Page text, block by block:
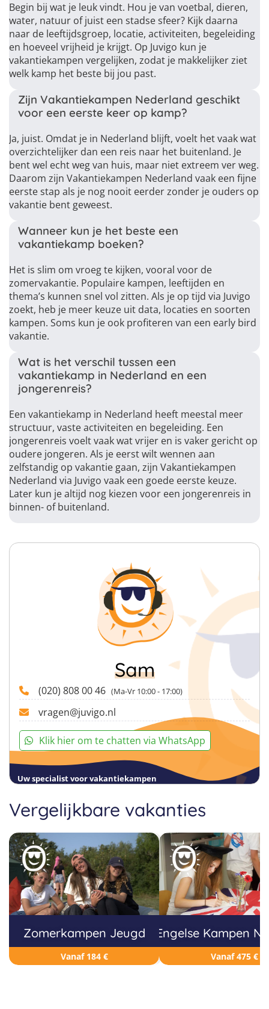
Sam
(020) 808 00 46 (Ma-Vr 10:00 - 17:00)
vragen@juvigo.nl
Klik hier om te chatten via WhatsApp
Uw specialist voor vakantiekampen
Begin bij wat je leuk vindt. Hou je van voetbal, dieren,
water, natuur of juist een stadse sfeer? Kijk daarna
naar de leeftijdsgroep, locatie, activiteiten, begeleiding
en hoeveel vrijheid je krijgt. Op Juvigo kun je
vakantiekampen vergelijken, zodat je makkelijker ziet
welk kamp het beste bij jou past.
Zijn Vakantiekampen Nederland geschikt
voor een eerste keer op kamp?
Ja, juist. Omdat je in Nederland blijft, voelt het vaak wat
overzichtelijker dan een reis naar het buitenland. Je
bent wel echt weg van huis, maar niet extreem ver weg.
Daarom zijn Vakantiekampen Nederland vaak een fijne
eerste stap als je nog nooit eerder zonder je ouders op
vakantie bent geweest.
Wanneer kun je het beste een
vakantiekamp boeken?
Het is slim om vroeg te kijken, vooral voor de
zomervakantie. Populaire kampen, leeftijden en
thema’s kunnen snel vol zitten. Als je op tijd via Juvigo
zoekt, heb je meer keuze uit data, locaties en soorten
kampen. Soms kun je ook profiteren van een early bird
vakantie.
Wat is het verschil tussen een
vakantiekamp in Nederland en een
jongerenreis?
Een vakantiekamp in Nederland heeft meestal meer
structuur, vaste activiteiten en begeleiding. Een
jongerenreis voelt vaak wat vrijer en is vaker gericht op
oudere jongeren. Als je eerst wilt wennen aan
zelfstandig op vakantie gaan, zijn Vakantiekampen
Nederland via Juvigo vaak een goede eerste keuze.
Later kun je altijd nog kiezen voor een jongerenreis in
binnen- of buitenland.
Vergelijkbare vakanties
Zomerkampen Jeugd
Vanaf 184 €
Engelse Kampen
Vanaf 475 €